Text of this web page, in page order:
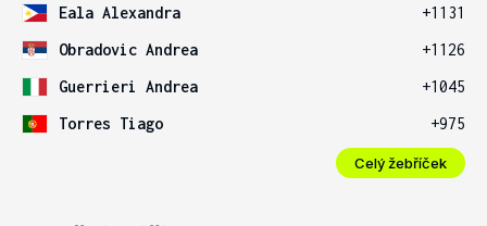
Eala Alexandra
+1131
Obradovic Andrea
+1126
Guerrieri Andrea
+1045
Torres Tiago
+975
Celý žebříček